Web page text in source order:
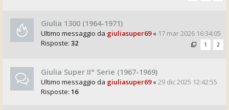
Giulia 1300 (1964-1971)
Ultimo messaggio da giuliasuper69« 17 mar 2026 16:34:05
Risposte: 32 1 2
Giulia Super II° Serie (1967-1969)
Ultimo messaggio da giuliasuper69«29 dic 2025 12:42:55
Risposte: 16